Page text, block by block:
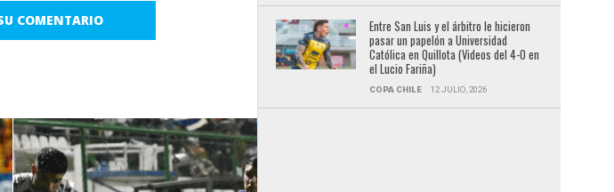
COMENTARIO
Entre San Luis y el árbitro le hicieron
pasar un papelón a Universidad
Católica en Quillota (Videos del 4-0 en
el Lucio Fariña)
COPA CHILE 12 JULIO, 2026